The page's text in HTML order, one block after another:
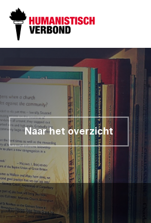
Naar het overzicht